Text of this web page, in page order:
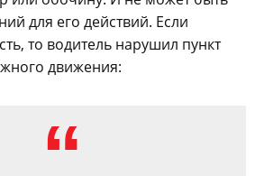
для его действий. Если
то водитель нарушил пункт
движения: